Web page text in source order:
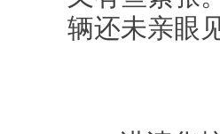
辆还未亲眼